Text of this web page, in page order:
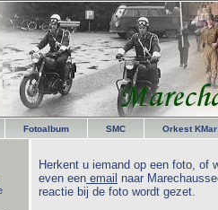
Fotoalbum SMC Orkest KMar
Herkent u iemand op een foto, of
even een email naar
reactie bij de foto wordt gezet.